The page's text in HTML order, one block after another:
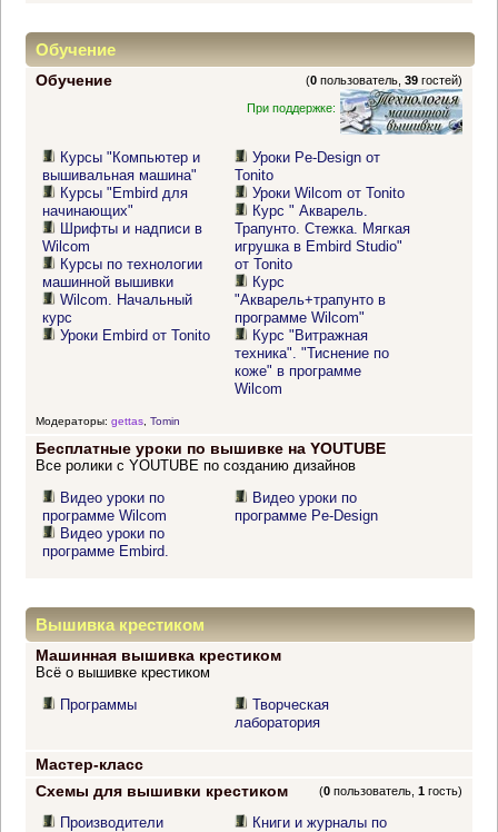
Обучение
Обучение (0 пользователь,39 гостей)
При поддержке:
Курсы "Компьютер и
вышивальная машина"
Курсы "Embird для
начинающих"
Шрифты и надписи в
Wilcom
Курсы по технологии
машинной вышивки
Wilcom. Начальный
курс
Уроки Embird от Tonito
Уроки Pe-Design от
Tonito
Уроки Wilcom от Tonito
Курс " Акварель.
Трапунто. Стежка. Мягкая
игрушка в Embird Studio"
от Tonito
Курс
"Акварель+трапунто в
программе Wilcom"
Курс "Витражная
техника". "Тиснение по
коже" в программе
Wilcom
Модераторы: gettas, Tomin
Бесплатные уроки по вышивке на YOUTUBE
Все ролики с YOUTUBE по созданию дизайнов
Видео уроки по
программе Wilcom
Видео уроки по
программе Embird.
Видео уроки по
программе Pe-Design
Вышивка крестиком
Машинная вышивка крестиком
Всё о вышивке крестиком
Программы
Творческая
лаборатория
Мастер-класс
Схемы для вышивки крестиком
(0 пользователь,1 гость)
Производители Книги и журналы по